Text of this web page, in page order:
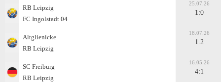
RB Leipzig
FC Ingolstadt 04
25.07.26
1:0
Altglienicke
RB Leipzig
18.07.26
1:2
SC Freiburg
RB Leipzig
16.05.26
4:1